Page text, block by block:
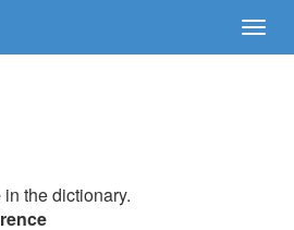
in the dictionary.